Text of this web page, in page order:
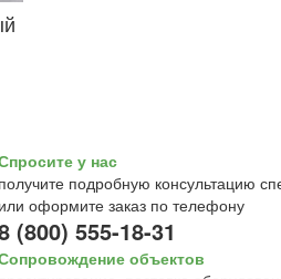
у нас
получите подробную консультацию
или оформите заказ по телефону
(800) 555-18-31
объектов